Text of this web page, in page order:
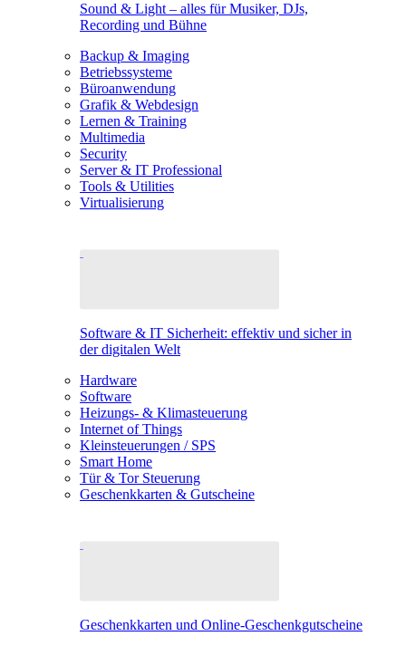
Sound & Light – alles für Musiker, DJs,
Recording und Bühne
Backup & Imaging
Betriebssysteme
Büroanwendung
Grafik & Webdesign
Lernen & Training
Multimedia
Security
Server & IT Professional
Tools & Utilities
Virtualisierung
Software & IT Sicherheit: effektiv und sicher in
der digitalen Welt
Hardware
Software
Heizungs- & Klimasteuerung
Internet of Things
Kleinsteuerungen / SPS
Smart Home
Tür & Tor Steuerung
Geschenkkarten & Gutscheine
Geschenkkarten und Online-Geschenkgutscheine